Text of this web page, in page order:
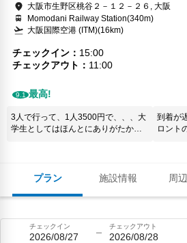
プラン 施設情報 周
大阪市生野区桃谷２－１２－２６, 大阪
Momodani Railway Station(340m)
大阪国際空港 (ITM)(16km)
チェックイン
15:00
チェックアウト
11:00
9.1 最高!
3人で行って、1人3500円で、、、大
学生としてはほんとにありがたかっ
到着が
ロント
チェックイン
2026/08/27
チェックアウト
2026/08/28